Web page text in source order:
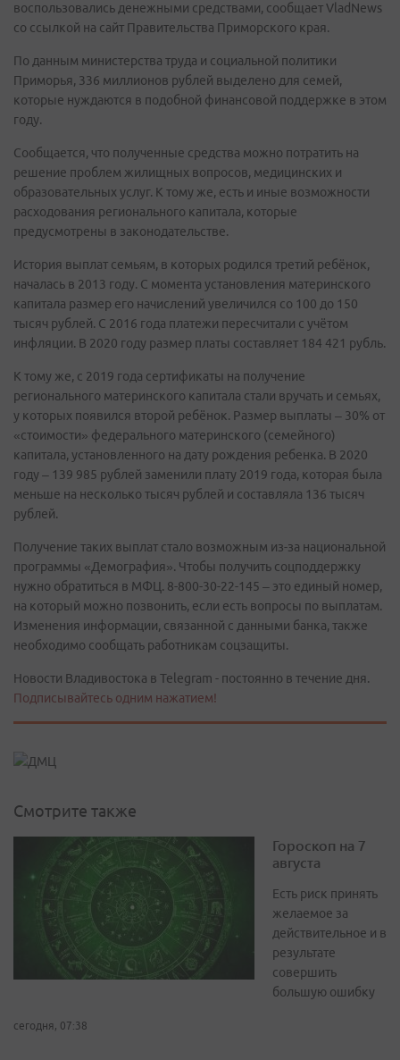
воспользовались денежными средствами, сообщает VladNews
со ссылкой на сайт Правительства Приморского края.
По данным министерства труда и социальной политики
Приморья, 336 миллионов рублей выделено для семей,
которые нуждаются в подобной финансовой поддержке в этом
году.
Сообщается, что полученные средства можно потратить на
решение проблем жилищных вопросов, медицинских и
образовательных услуг. К тому же, есть и иные возможности
расходования регионального капитала, которые
предусмотрены в законодательстве.
История выплат семьям, в которых родился третий ребёнок,
началась в 2013 году. С момента установления материнского
капитала размер его начислений увеличился со 100 до 150
тысяч рублей. С 2016 года платежи пересчитали с учётом
инфляции. В 2020 году размер платы составляет 184 421 рубль.
К тому же, с 2019 года сертификаты на получение
регионального материнского капитала стали вручать и семьях,
у которых появился второй ребёнок. Размер выплаты – 30% от
«стоимости» федерального материнского (семейного)
капитала, установленного на дату рождения ребенка. В 2020
году – 139 985 рублей заменили плату 2019 года, которая была
меньше на несколько тысяч рублей и составляла 136 тысяч
рублей.
Получение таких выплат стало возможным из-за национальной
программы «Демография». Чтобы получить соцподдержку
нужно обратиться в МФЦ. 8-800-30-22-145 – это единый номер,
на который можно позвонить, если есть вопросы по выплатам.
Изменения информации, связанной с данными банка, также
необходимо сообщать работникам соцзащиты.
Новости Владивостока в Telegram - постоянно в течение дня.
Подписывайтесь одним нажатием!
Смотрите также
Гороскоп на 7
августа
Есть риск принять
желаемое за
действительное и в
результате
совершить
большую ошибку
сегодня, 07:38